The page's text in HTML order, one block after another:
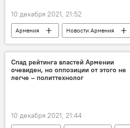
10 декабря 2021, 21:52
Армения
Новости Армения
Политика
Азербайджан
МИД
войска провокация
Спад рейтинга властей Армении
очевиден, но оппозиции от этого не
легче – политтехнолог
10 декабря 2021, 21:44